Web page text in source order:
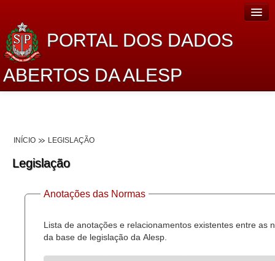
PORTAL DOS DADOS
ABERTOS DA ALESP
Dados Abertos Alesp
Lei de Acesso à Informação
Dados Governamentais Abertos
Planejamento
INÍCIO LEGISLAÇÃO
Legislação
Anotações das Normas
Lista de anotações e relacionamentos existentes entre as
da base de legislação da Alesp.